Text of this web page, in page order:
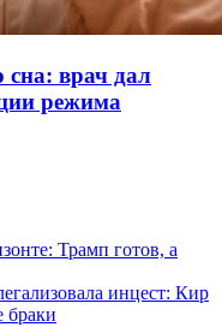
сна: врач дал
режима
Трамп готов, а
инцест: Кир
браки